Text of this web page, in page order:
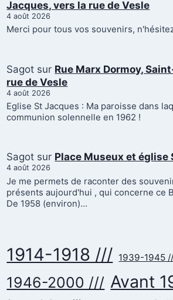
Jacques, vers la rue de Vesle
4 août 2026
Merci pour tous vos souvenirs,
Sagot sur Rue Marx Dormoy,
rue de Vesle
4 août 2026
Eglise St Jacques : Ma paroisse dans
communion solennelle en 1962 !
Sagot sur Place Museux et
4 août 2026
Je me permets de raconter des
présents aujourd'hui , qui concerne ce
De 1958 (environ)…
1914-1918 /// 1939-1945
1946-2000 /// Avant